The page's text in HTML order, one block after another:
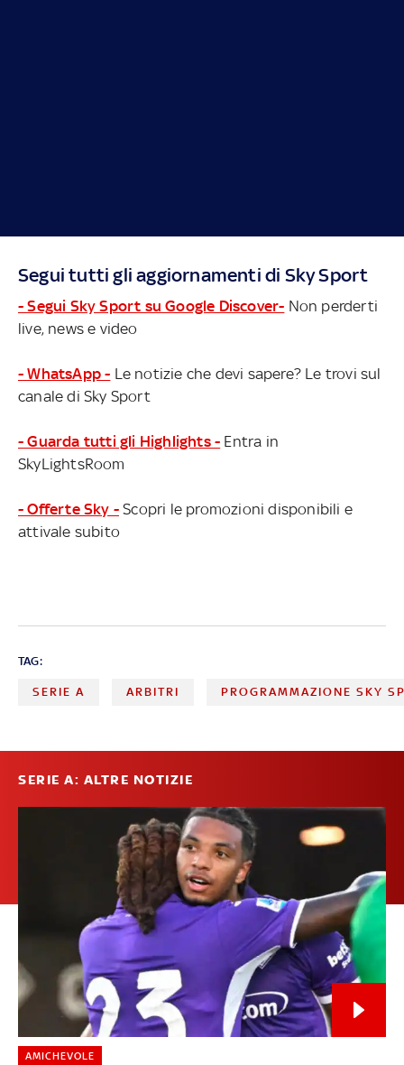
Segui tutti gli aggiornamenti di Sky Sport
- Segui Sky Sport su Google Discover- Non perderti
live, news e video
- WhatsApp - Le notizie che devi sapere? Le trovi sul
canale di Sky Sport
- Guarda tutti gli Highlights - Entra in
SkyLightsRoom
- Offerte Sky - Scopri le promozioni disponibili e
attivale subito
TAG:
SERIE A ARBITRI PROGRAMMAZIONE SKY
SERIE A: ALTRE NOTIZIE
AMICHEVOLE